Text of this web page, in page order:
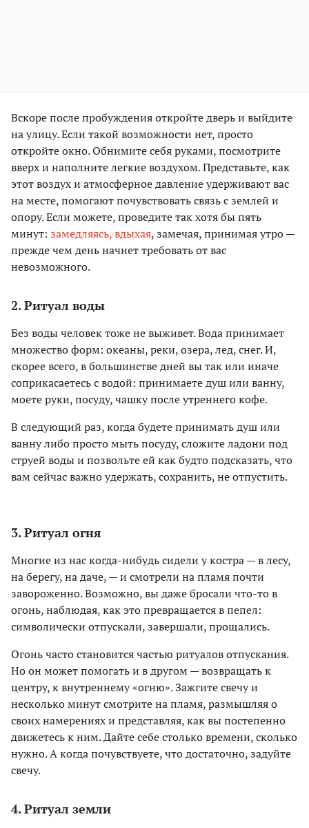
Вскоре после пробуждения откройте дверь и выйдите
на улицу. Если такой возможности нет, просто
откройте окно. Обнимите себя руками, посмотрите
вверх и наполните легкие воздухом. Представьте, как
этот воздух и атмосферное давление удерживают вас
на месте, помогают почувствовать связь с землей и
опору. Если можете, проведите так хотя бы пять
минут: замедляясь, вдыхая, замечая, принимая утро —
прежде чем день начнет требовать от вас
невозможного.
2. Ритуал воды
Без воды человек тоже не выживет. Вода принимает
множество форм: океаны, реки, озера, лед, снег. И,
скорее всего, в большинстве дней вы так или иначе
соприкасаетесь с водой: принимаете душ или ванну,
моете руки, посуду, чашку после утреннего кофе.
В следующий раз, когда будете принимать душ или
ванну либо просто мыть посуду, сложите ладони под
струей воды и позвольте ей как будто подсказать, что
вам сейчас важно удержать, сохранить, не отпустить.
3. Ритуал огня
Многие из нас когда-нибудь сидели у костра — в лесу,
на берегу, на даче, — и смотрели на пламя почти
завороженно. Возможно, вы даже бросали что-то в
огонь, наблюдая, как это превращается в пепел:
символически отпускали, завершали, прощались.
Огонь часто становится частью ритуалов отпускания.
Но он может помогать и в другом — возвращать к
центру, к внутреннему «огню». Зажгите свечу и
несколько минут смотрите на пламя, размышляя о
своих намерениях и представляя, как вы постепенно
движетесь к ним. Дайте себе столько времени, сколько
нужно. А когда почувствуете, что достаточно, задуйте
свечу.
4. Ритуал земли